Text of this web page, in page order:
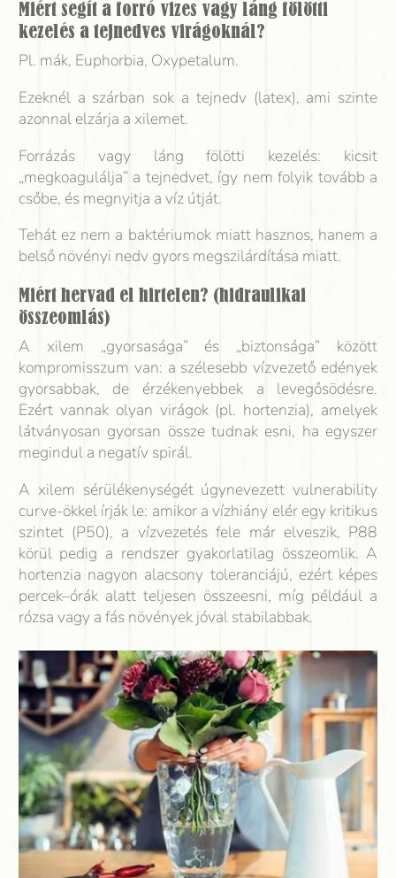
Miért segít a forró vizes vagy láng fölötti
kezelés a tejnedves virágoknál?
Pl. mák, Euphorbia, Oxypetalum.
Ezeknél a szárban sok a tejnedv (latex), ami szinte
azonnal elzárja a xilemet.
Forrázás vagy láng fölötti kezelés: kicsit
„megkoagulálja” a tejnedvet, így nem folyik tovább a
csőbe, és megnyitja a víz útját.
Tehát ez nem a baktériumok miatt hasznos, hanem a
belső növényi nedv gyors megszilárdítása miatt.
Miért hervad el hirtelen? (hidraulikai
összeomlás)
A xilem „gyorsasága” és „biztonsága” között
kompromisszum van: a szélesebb vízvezető edények
gyorsabbak, de érzékenyebbek a levegősödésre.
Ezért vannak olyan virágok (pl. hortenzia), amelyek
látványosan gyorsan össze tudnak esni, ha egyszer
megindul a negatív spirál.
A xilem sérülékenységét úgynevezett vulnerability
curve-ökkel írják le: amikor a vízhiány elér egy kritikus
szintet (P50), a vízvezetés fele már elveszik, P88
körül pedig a rendszer gyakorlatilag összeomlik. A
hortenzia nagyon alacsony toleranciájú, ezért képes
percek–órák alatt teljesen összeesni, míg például a
rózsa vagy a fás növények jóval stabilabbak.